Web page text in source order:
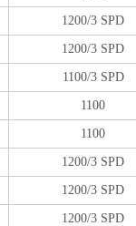
1200/3 SPD
1200/3 SPD
1100/3 SPD
1100
1100
1200/3 SPD
1200/3 SPD
1200/3 SPD